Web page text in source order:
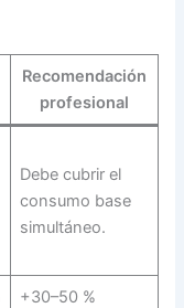
Recomendación
profesional
Debe cubrir el
consumo base
simultáneo.
+30–50 %